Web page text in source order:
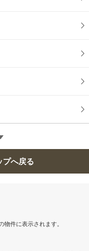
プへ戻る
件に表示されます。